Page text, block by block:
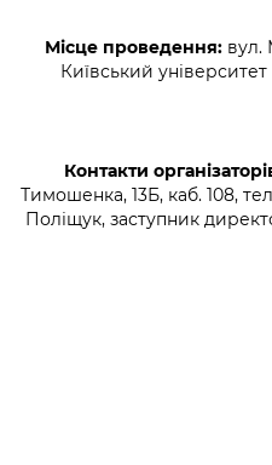
Kyiv International
Гендерна політика
Безбар'єрність
Портал Захисників та
Безбар'єрність
Міський застосунок
Важливе під час
Портал даних Києва
Місце проведення:вул.
Київський
Контакти
Тимошенка, 13Б, каб. 108,
Поліщук, заступник